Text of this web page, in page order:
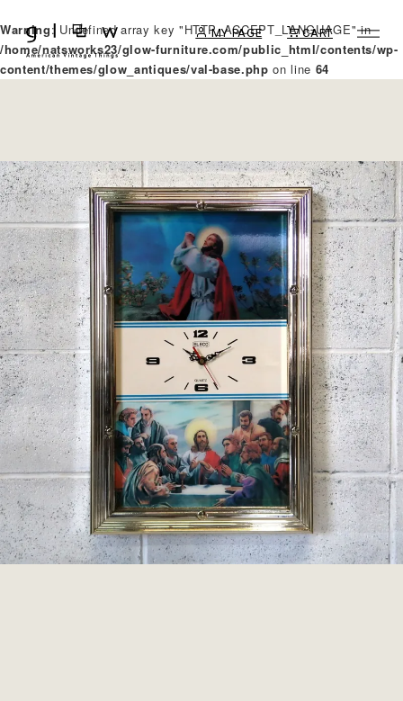
Warning: Undefined array key "HTTP_ACCEPT_LANGUAGE" in
/home/natsworks23/glow-furniture.com/public_html/contents/wp-
content/themes/glow_antiques/val-base.php on line 64
MY PAGE CART